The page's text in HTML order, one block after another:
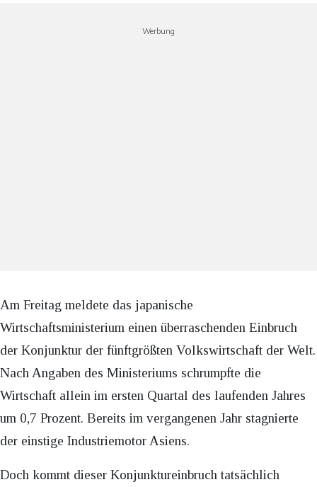
Werbung
Am Freitag meldete das japanische
Wirtschaftsministerium einen überraschenden Einbruch
der Konjunktur der fünftgrößten Volkswirtschaft der Welt.
Nach Angaben des Ministeriums schrumpfte die
Wirtschaft allein im ersten Quartal des laufenden Jahres
um 0,7 Prozent. Bereits im vergangenen Jahr stagnierte
der einstige Industriemotor Asiens.
Doch kommt dieser Konjunktureinbruch tatsächlich